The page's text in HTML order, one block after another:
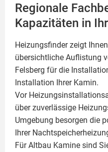
Regionale
Kapazitäten in
Heizungsfinder zeigt
übersichtliche Auflistung
Felsberg für die
Installation Ihrer Kamin.
Vor
über zuverlässige
Umgebung besorgen die
Ihrer
Für Altbau Kamine sind